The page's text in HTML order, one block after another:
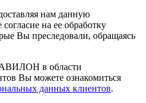
нам данную
на ее обработку
Вы преследовали, обращаясь
АВИЛОН в области
Вы можете ознакомиться
данных клиентов.